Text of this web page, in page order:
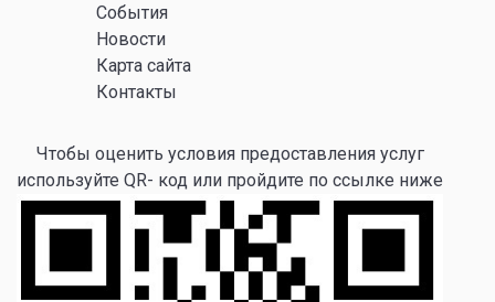
События
Новости
Карта сайта
Контакты
Чтобы оценить условия предоставления услуг
используйте QR- код или пройдите по ссылке ниже